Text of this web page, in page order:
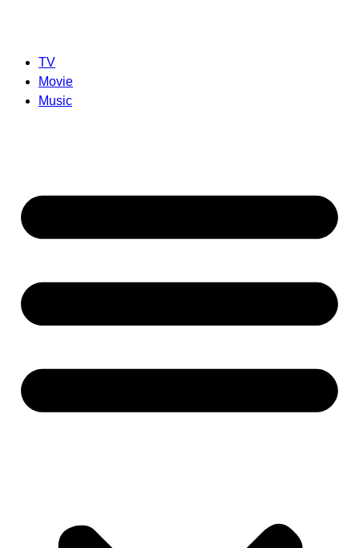
TV
Movie
Music